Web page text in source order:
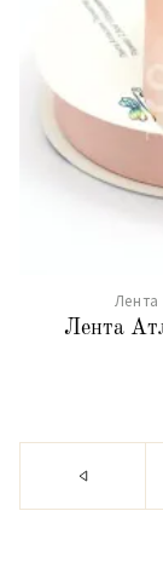
Лента
Лента